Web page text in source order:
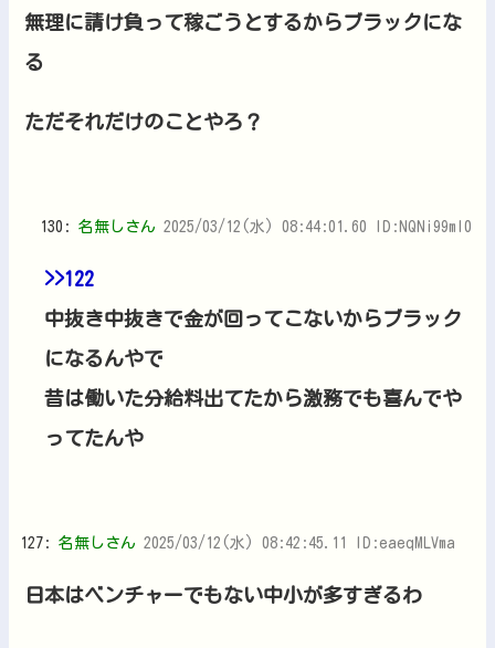
無理に請け負って稼ごうとするからブラックにな
る
ただそれだけのことやろ？
130: 名無しさん 2025/03/12(水) 08:44:01.60 ID:NQNi99ml0
>>122
中抜き中抜きで金が回ってこないからブラック
になるんやで
昔は働いた分給料出てたから激務でも喜んでや
ってたんや
127: 名無しさん 2025/03/12(水) 08:42:45.11 ID:eaeqMLVma
日本はベンチャーでもない中小が多すぎるわ